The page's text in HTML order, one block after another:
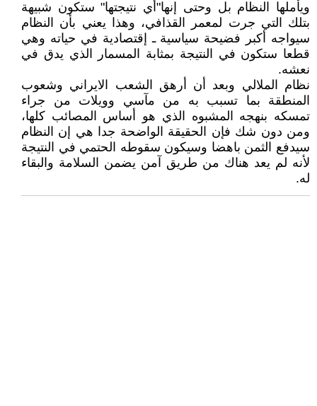
ويأملها النظام بل وحتى إنها"أي نتيجتها" ستکون شبيهة
بتلك التي جرت لمعمر القذافي، وهذا يعني بأن النظام
سيواجه أکبر فضيحة سياسية ـ إقتصادية في حياته وهي
قطعا ستکون في النتيجة بمثابة المسمار الذي يدق في
نعشه.
نظام الملالي وبعد أن أرهق الشعب الايراني وشعوب
المنطقة بما تسبب به من مآسي وويلات من جراء
تمسکه بنهجه المشبوه الذي هو أساس المصائب کلها،
ومن دون شك فإن الحقيقة الواضحة جدا هي إن النظام
سيدفع الثمن باهضا وسيکون سقوطه الحتمي في النتيجة
لأنه لم يعد هناك من طريق آمن يضمن السلامة والبقاء
له.